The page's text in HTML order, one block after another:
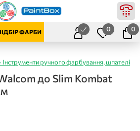
ФАРБИ 0 0
Інструменти ручного фарбування, шпателі
до Slim Kombat